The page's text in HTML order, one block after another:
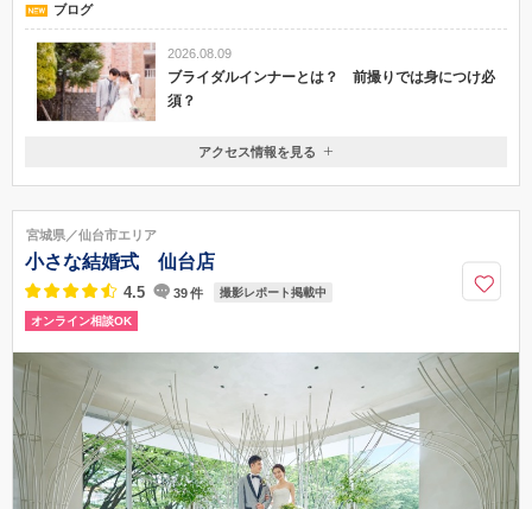
ブログ
2026.08.09
ブライダルインナーとは？ 前撮りでは身につけ必
須？
宮城県仙台市青葉区国分町3-2-5 ゼロキュービル5階
すぐお進みいただき徒歩2分ほどの場所にございます。「カフェ・ベローチ
ェ」さんの入口隣にあるエレベーターより、5階まで上がっていただきまし
たら、すぐに店舗となります◎
022-397-7481
アクセス情報を見る
宮城県／仙台市エリア
小さな結婚式 仙台店
4.5 39件 撮影レポート掲載中
オンライン相談OK